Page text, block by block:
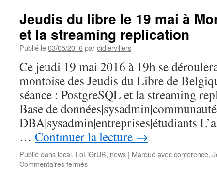
Jeudis du libre le 19 mai à
et la streaming replication
Publié le03/05/2016pardidiervillers
Ce jeudi 19 mai 2016 à 19h se
montoise des Jeudis du Libre de
séance : PostgreSQL et la streaming
Base de
DBA|sysadmin|entreprises|étudiants
… Continuer la lecture →
Publié dans local, LoLiGrUB, news | Marqué avecconférence,
Commentaires ferméssur